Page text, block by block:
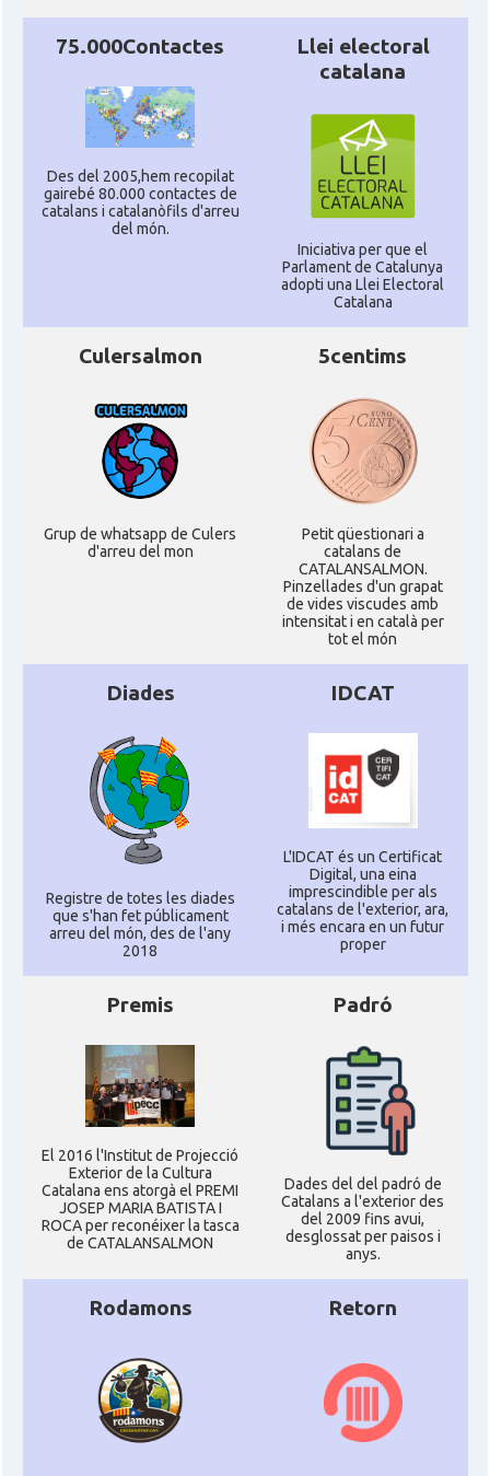
75.000Contactes
Des del 2005,hem recopilat
gairebé 80.000 contactes de
catalans i catalanòfils d'arreu
del món.
Llei electoral
catalana
Iniciativa per que el
Parlament de Catalunya
adopti una Llei Electoral
Catalana
Culersalmon
Grup de whatsapp de Culers
d'arreu del mon
5centims
Petit qüestionari a
catalans de
CATALANSALMON.
Pinzellades d'un grapat
de vides viscudes amb
intensitat i en català per
tot el món
Diades
Registre de totes les diades
que s'han fet públicament
arreu del món, des de l'any
2018
IDCAT
L'IDCAT és un Certificat
Digital, una eina
imprescindible per als
catalans de l'exterior, ara,
i més encara en un futur
proper
Premis
El 2016 l'Institut de Projecció
Exterior de la Cultura
Catalana ens atorgà el PREMI
JOSEP MARIA BATISTA I
ROCA per reconéixer la tasca
de CATALANSALMON
Padró
Dades del del padró de
Catalans a l'exterior des
del 2009 fins avui,
desglossat per paisos i
anys.
Rodamons Retorn